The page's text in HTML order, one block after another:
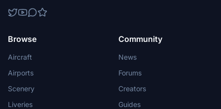
Browse
Aircraft
Airports
Scenery
Liveries
Community
News
Forums
Creators
Guides